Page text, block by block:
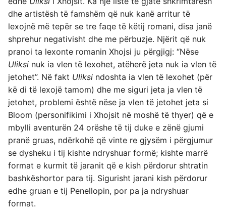
dhe artistësh të famshëm që nuk kanë arritur të
lexojnë më tepër se tre faqe të këtij romani, disa janë
shprehur negativisht dhe me përbuzje. Njërit që nuk
pranoi ta lexonte romanin Xhojsi ju përgjigj: “Nëse
Uliksi nuk ia vlen të lexohet, atëherë jeta nuk ia vlen të
jetohet”. Në fakt Uliksi ndoshta ia vlen të lexohet (për
kë di të lexojë tamom) dhe me siguri jeta ja vlen të
jetohet, problemi është nëse ja vlen të jetohet jeta si
Bloom (personifikimi i Xhojsit në moshë të thyer) që e
mbylli aventurën 24 orëshe të tij duke e zënë gjumi
pranë gruas, ndërkohë që vinte re gjysëm i përgjumur
se dysheku i tij kishte ndryshuar formë; kishte marrë
format e kurmit të jaranit që e kish përdorur shtratin
bashkëshortor para tij. Sigurisht jarani kish përdorur
edhe gruan e tij Penellopin, por pa ja ndryshuar
format.